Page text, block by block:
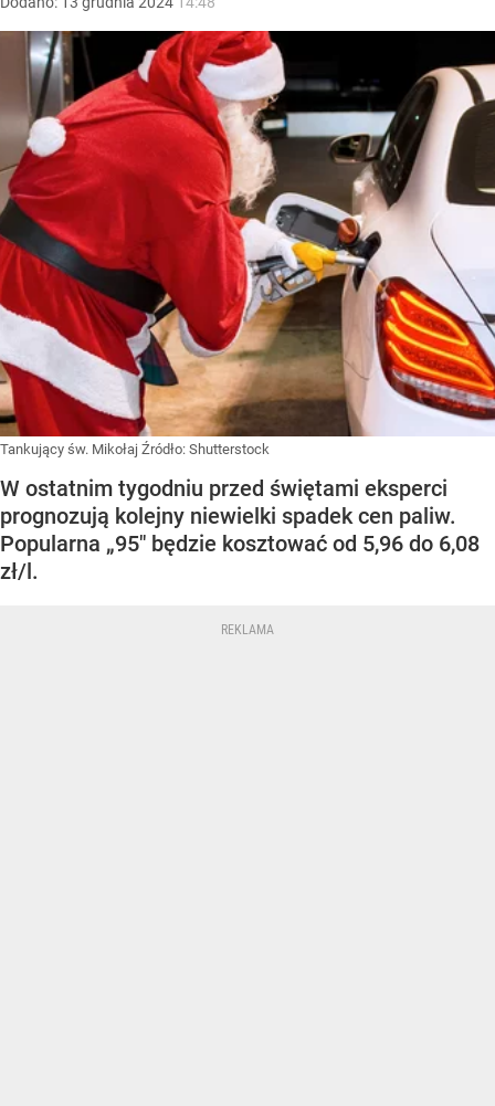
Tankujący św. Mikołaj Źródło: Shutterstock
W ostatnim tygodniu przed świętami eksperci
prognozują kolejny niewielki spadek cen paliw.
Popularna „95" będzie kosztować od 5,96 do 6,08
zł/l.